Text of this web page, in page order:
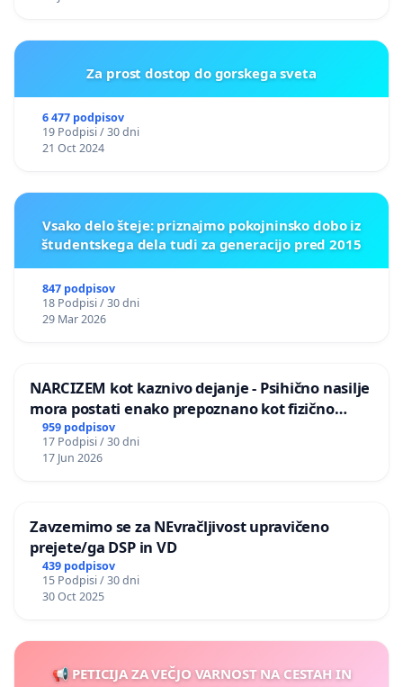
Za prost dostop do gorskega sveta
6 477 podpisov
19 Podpisi / 30 dni
21 Oct 2024
Vsako delo šteje: priznajmo pokojninsko dobo iz
študentskega dela tudi za generacijo pred 2015
847 podpisov
18 Podpisi / 30 dni
29 Mar 2026
NARCIZEM kot kaznivo dejanje - Psihično nasilje
mora postati enako prepoznano kot fizično
nasilje
959 podpisov
17 Podpisi / 30 dni
17 Jun 2026
Zavzemimo se za NEvračljivost upravičeno
prejete/ga DSP in VD
439 podpisov
15 Podpisi / 30 dni
30 Oct 2025
📢 PETICIJA ZA VEČJO VARNOST NA CESTAH IN